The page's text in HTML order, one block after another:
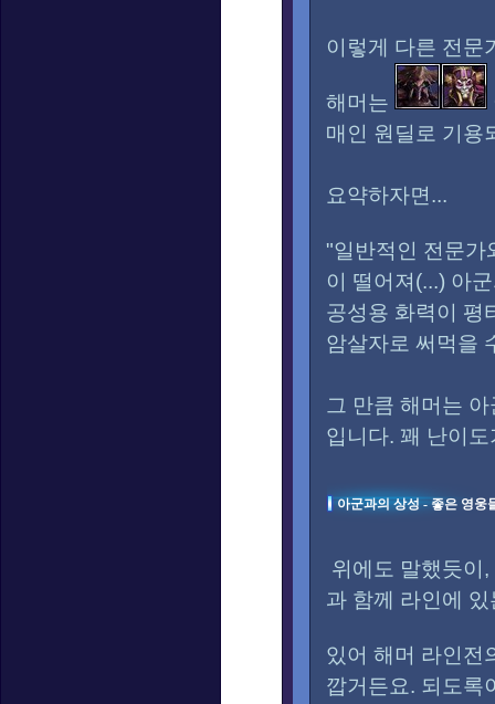
이렇게 다른 전문
해머는
매인 원딜로 기용
요약하자면...
"일반적인 전문
이 떨어져(...) 아
공성용 화력이 평
암살자로 써먹을
그 만큼 해머는
입니다. 꽤 난이
아군과의 상성 - 좋은 영웅
위에도 말했듯이
과 함께 라인에
있어 해머 라인전
깝거든요. 되도록